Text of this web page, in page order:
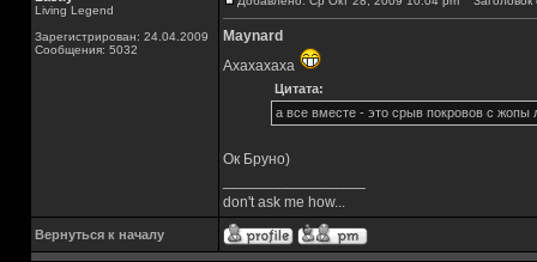
Living Legend
Зарегистрирован: 24.04.2009
Сообщения: 5032
Maynard
Ахахахаха
Цитата:
а все вместе - это срыв покровов с жопы
Ок Бруно)
don't ask me how...
Вернуться к началу